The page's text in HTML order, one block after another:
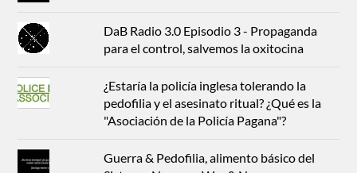
DaB Radio 3.0 Episodio 3 - Propaganda
para el control, salvemos la oxitocina
¿Estaría la policía inglesa tolerando la
pedofilia y el asesinato ritual? ¿Qué es la
"Asociación de la Policía Pagana"?
Guerra & Pedofilia, alimento básico del